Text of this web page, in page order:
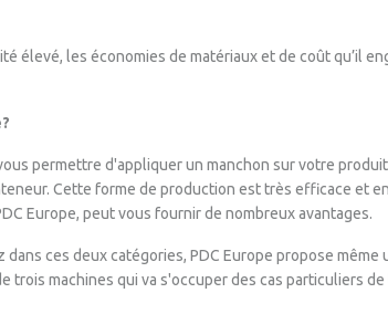
élevé, les économies de matériaux et de coût qu’il
permettre d'appliquer un manchon sur votre
Cette forme de production est très efficace et en
Europe, peut vous fournir de nombreux avantages.
ces deux catégories, PDC Europe propose même
trois machines qui va s'occuper des cas particuliers de